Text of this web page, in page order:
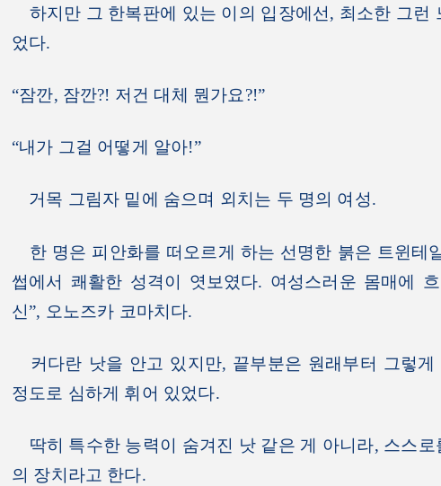
하지만 그 한복판에 있는 이의 입장에선, 최소한 그런
었다.
“잠깐, 잠깐?! 저건 대체 뭔가요?!”
“내가 그걸 어떻게 알아!”
거목 그림자 밑에 숨으며 외치는 두 명의 여성.
한 명은 피안화를 떠오르게 하는 선명한 붉은 트윈테
썹에서 쾌활한 성격이 엿보였다. 여성스러운 몸매에
신”, 오노즈카 코마치다.
커다란 낫을 안고 있지만, 끝부분은 원래부터 그렇게
정도로 심하게 휘어 있었다.
딱히 특수한 능력이 숨겨진 낫 같은 게 아니라, 스스
의 장치라고 한다.